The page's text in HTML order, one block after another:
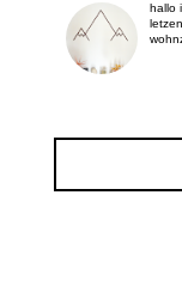
hallo